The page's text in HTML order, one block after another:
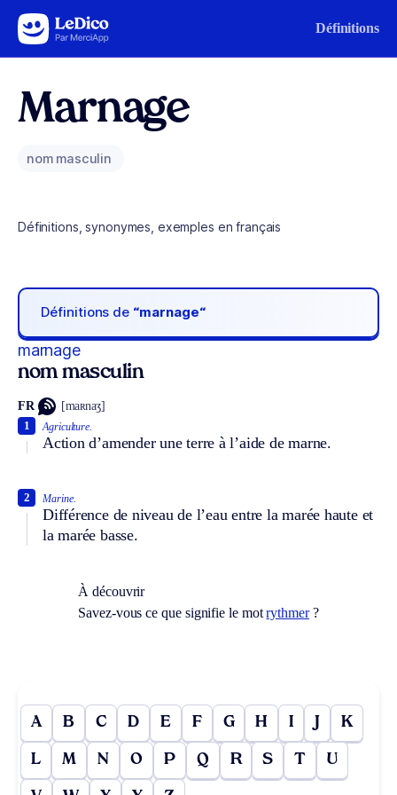
Aller au contenu Définitions
Marnage
nom masculin
Définitions, synonymes, exemples en français
Définitions de “marnage“
marnage
nom masculin
FR [maʀnaʒ]
Agriculture.
Action d’amender une terre à l’aide de marne.
1
Marine.
Différence de niveau de l’eau entre la marée haute et
la marée basse.
2
À découvrir
Savez-vous ce que signifie le motrythmer?
A B C D E F G H I J K
L M N O P Q R S T U